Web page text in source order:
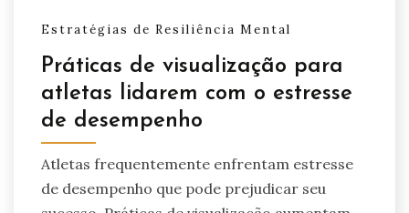
Estratégias de Resiliência Mental
Práticas de visualização para
atletas lidarem com o estresse
de desempenho
Atletas frequentemente enfrentam estresse
de desempenho que pode prejudicar seu